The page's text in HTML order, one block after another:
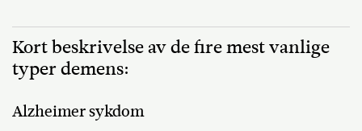
Kort beskrivelse av de fire mest vanlige
typer demens:
Alzheimer sykdom